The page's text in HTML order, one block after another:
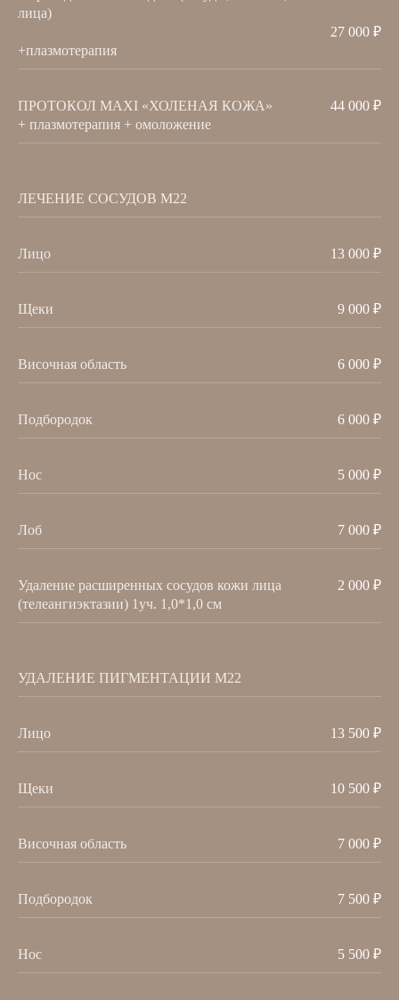
лица)
+плазмотерапия
27 000 ₽
ПРОТОКОЛ МАХІ «ХОЛЕНАЯ КОЖА»
+ плазмотерапия + омоложение
44 000 ₽
ЛЕЧЕНИЕ СОСУДОВ М22
Лицо 13 000 ₽
Щеки 9 000 ₽
Височная область 6 000 ₽
Подбородок 6 000 ₽
Нос 5 000 ₽
Лоб 7 000 ₽
Удаление расширенных сосудов кожи лица
(телеангиэктазии) 1уч. 1,0*1,0 см
2 000 ₽
УДАЛЕНИЕ ПИГМЕНТАЦИИ М22
Лицо 13 500 ₽
Щеки 10 500 ₽
Височная область 7 000 ₽
Подбородок 7 500 ₽
Нос 5 500 ₽
АВТОРСКИЕ ПРОТОКОЛЫ
КОСМЕТОЛОГИЯ
RF-лифтинг Morpheus
M22 Холеная кожа MAXI
M22 фототерапия
терапия
Протокол Smooth Glow (IPL +
НАШИ ВРАЧИ